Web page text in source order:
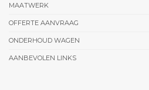
MAATWERK
OFFERTE AANVRAAG
ONDERHOUD WAGEN
AANBEVOLEN LINKS